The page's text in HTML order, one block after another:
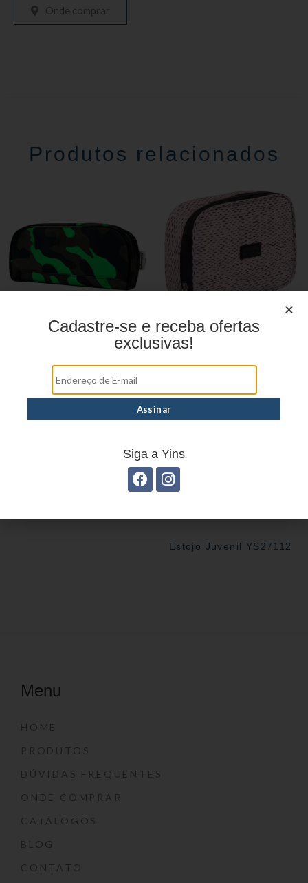
Onde comprar
Produtos relacionados
Estojo Juvenil YS27105 Estojo Juvenil YS41029
Estojo Juvenil YS27101
Estojo Juvenil YS27112
Menu
HOME
PRODUTOS
DÚVIDAS FREQUENTES
ONDE COMPRAR
CATÁLOGOS
BLOG
CONTATO
Cadastre-se e receba ofertas
exclusivas!
Siga a Yins